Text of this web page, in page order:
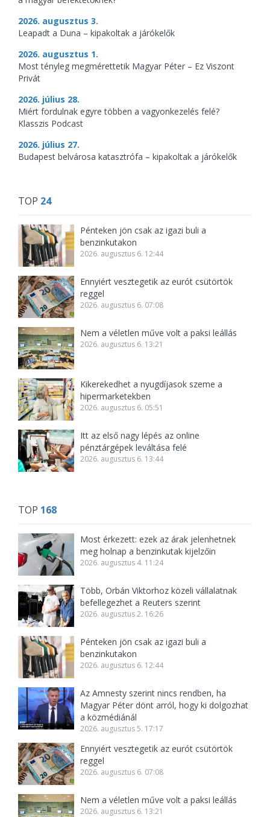
2026. augusztus 3.
Leapadt a Duna – kipakoltak a járókelők
2026. augusztus 1.
Most tényleg megmérettetik Magyar Péter – Ez Viszont
Privát
2026. július 28.
Miért fordulnak egyre többen a vagyonkezelés felé?
Klasszis Podcast
2026. július 27.
Budapest belvárosa katasztrófa – kipakoltak a járókelők
TOP 24
Pénteken jön csak az igazi buli a
benzinkutakon
2026. augusztus 6. 12:44
Ennyiért vesztegetik az eurót csütörtök
reggel
2026. augusztus 6. 07:08
Nem a véletlen műve volt a paksi leállás
2026. augusztus 6. 13:21
Kikerekedhet a nyugdíjasok szeme a
hipermarketekben
2026. augusztus 6. 05:51
Itt az első nagy lépés az online
pénztárgépek leváltása felé
2026. augusztus 6. 13:44
TOP 168
Most érkezett: ezek az árak jelenhetnek
meg holnap a benzinkutak kijelzőin
2026. augusztus 4. 11:24
Több, Orbán Viktorhoz közeli vállalatnak
befellegezhet a Reuters szerint
2026. augusztus 2. 16:26
Pénteken jön csak az igazi buli a
benzinkutakon
2026. augusztus 6. 12:44
Az Amnesty szerint nincs rendben, ha
Magyar Péter dönt arról, hogy ki dolgozhat
a közmédiánál
2026. augusztus 5. 17:17
Ennyiért vesztegetik az eurót csütörtök
reggel
2026. augusztus 6. 07:08
Nem a véletlen műve volt a paksi leállás
2026. augusztus 6. 13:21